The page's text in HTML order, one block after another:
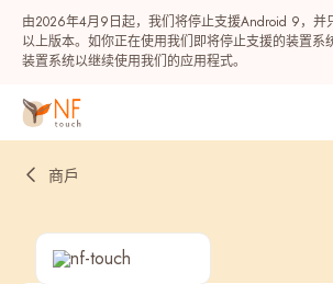
由2026年4月9日起，我们将停止支援Android 9，并
以上版本。如你正在使用我们即将停止支援的装置系
装置系统以继续使用我们的应用程式。
商戶